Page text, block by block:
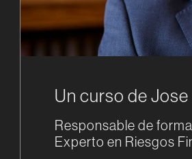
Un curso de
Responsable de
Experto en Riesgos